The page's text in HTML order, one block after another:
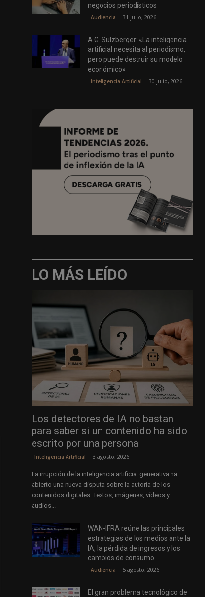
negocios periodísticos
Audiencia 31 julio, 2026
A.G. Sulzberger: «La inteligencia
artificial necesita al periodismo,
pero puede destruir su modelo
económico»
Inteligencia Artificial 30 julio, 2026
LO MÁS LEÍDO
Los detectores de IA no bastan
para saber si un contenido ha sido
escrito por una persona
Inteligencia Artificial 3 agosto, 2026
La irrupción de la inteligencia artificial generativa ha
abierto una nueva disputa sobre la autoría de los
contenidos digitales. Textos, imágenes, vídeos y
audios...
WAN-IFRA reúne las principales
estrategias de los medios ante la
IA, la pérdida de ingresos y los
cambios de consumo
Audiencia 5 agosto, 2026
El gran problema tecnológico de